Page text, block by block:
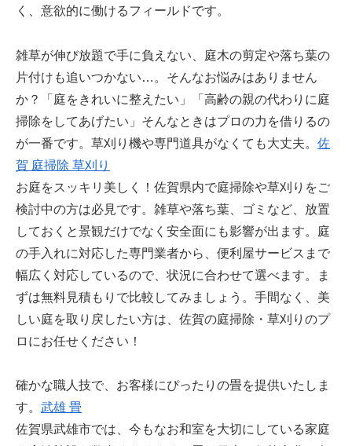
く、意欲的に働けるフィールドです。
雑草が伸び放題で手に負えない、庭木の剪定や落ち葉の
片付けも追いつかない…。そんなお悩みはありません
か？「庭をきれいに整えたい」「高齢の親の代わりに庭
掃除をしてあげたい」そんなときはプロの力を借りるの
が一番です。草刈り機や専門道具がなくても大丈夫。 佐
賀 庭掃除 草刈り
お庭をスッキリ美しく！佐賀県内で庭掃除や草刈りをご
検討中の方は必見です。雑草や落ち葉、ゴミなど、放置
しておくと景観だけでなく安全面にも影響が出ます。庭
の手入れに対応した専門業者から、便利屋サービスまで
幅広く対応しているので、状況に合わせて選べます。ま
ずは無料見積もりで比較してみましょう。手間なく、美
しい庭を取り戻したい方は、佐賀の庭掃除・草刈りのプ
ロにお任せください！
確かな職人技で、お客様にぴったりの畳を提供いたしま
す。 武雄 畳
佐賀県武雄市では、今もなお和室を大切にしている家庭